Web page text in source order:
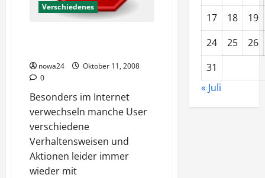
Verschiedenes
nowa24
Oktober 11, 2008
0
Besonders im Internet
verwechseln manche User
verschiedene
Verhaltensweisen und
Aktionen leider immer
wieder mit
17
18
19
24
25
26
31
« Juli